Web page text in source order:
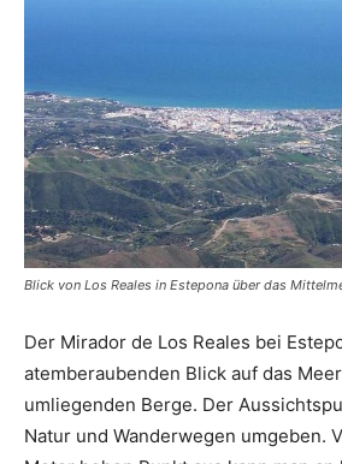
Blick von Los Reales in Estepona über das
Der Mirador de Los Reales bei
atemberaubenden Blick auf das
umliegenden Berge. Der
Natur und Wanderwegen umgeben.